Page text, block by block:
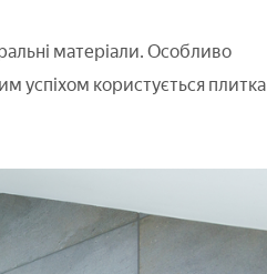
матеріали. Особливо
успіхом користується плитка